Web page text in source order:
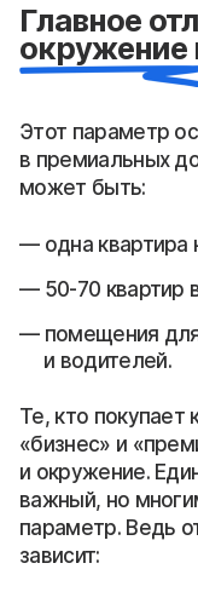
Главное
окружение
Этот параметр
в премиальных
может быть:
одна квартира
50-70 квартир
помещения
и водителей.
Те, кто покупает
«бизнес» и
и окружение.
важный, но
параметр. Ведь
зависит: